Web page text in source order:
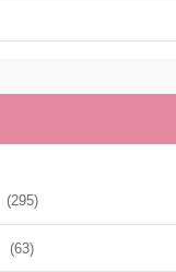
(295)
(63)